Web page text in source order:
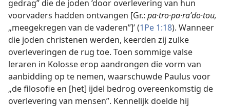
gedrag” die de joden ’door overlevering van hun
voorvaders hadden ontvangen [Gr.: pa·tro·pa·raʹdo·tou,
„meegekregen van de vaderen”]’ (1Pe 1:18). Wanneer
die joden christenen werden, keerden zij zulke
overleveringen de rug toe. Toen sommige valse
leraren in Kolosse erop aandrongen die vorm van
aanbidding op te nemen, waarschuwde Paulus voor
„de filosofie en [het] ijdel bedrog overeenkomstig de
overlevering van mensen”. Kennelijk doelde hij